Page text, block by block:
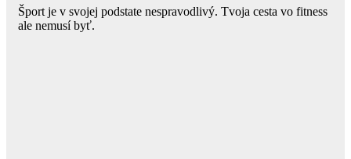
Šport je v svojej podstate nespravodlivý. Tvoja cesta vo fitness
ale nemusí byť.